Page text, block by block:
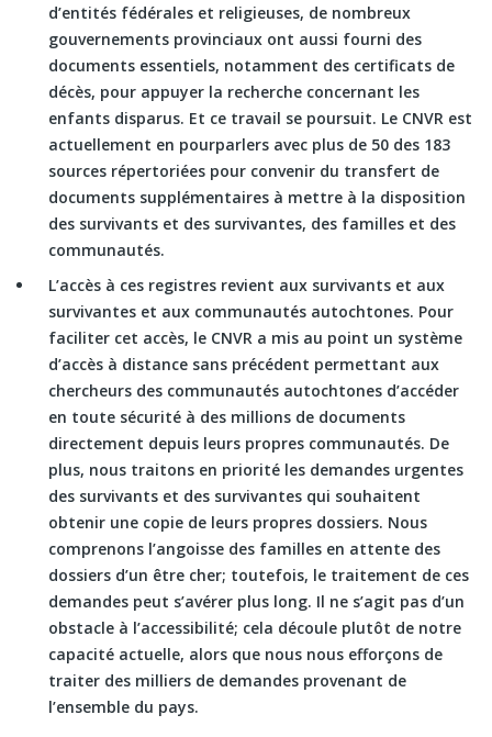
d’entités fédérales et religieuses, de nombreux
gouvernements provinciaux ont aussi fourni des
documents essentiels, notamment des certificats de
décès, pour appuyer la recherche concernant les
enfants disparus. Et ce travail se poursuit. Le CNVR est
actuellement en pourparlers avec plus de 50 des 183
sources répertoriées pour convenir du transfert de
documents supplémentaires à mettre à la disposition
des survivants et des survivantes, des familles et des
communautés.
L’accès à ces registres revient aux survivants et aux
survivantes et aux communautés autochtones. Pour
faciliter cet accès, le CNVR a mis au point un système
d’accès à distance sans précédent permettant aux
chercheurs des communautés autochtones d’accéder
en toute sécurité à des millions de documents
directement depuis leurs propres communautés. De
plus, nous traitons en priorité les demandes urgentes
des survivants et des survivantes qui souhaitent
obtenir une copie de leurs propres dossiers. Nous
comprenons l’angoisse des familles en attente des
dossiers d’un être cher; toutefois, le traitement de ces
demandes peut s’avérer plus long. Il ne s’agit pas d’un
obstacle à l’accessibilité; cela découle plutôt de notre
capacité actuelle, alors que nous nous efforçons de
traiter des milliers de demandes provenant de
l’ensemble du pays.